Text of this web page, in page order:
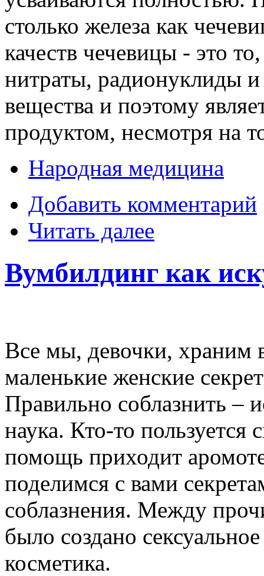
столько железа как
качеств чечевицы - это
нитраты, радионуклиды
вещества и поэтому
продуктом, несмотря на
Народная медицина
Добавить комментарий
Читать далее
Вумбилдинг как
Все мы, девочки, храним
маленькие женские
Правильно соблазнить –
наука. Кто-то пользуется
помощь приходит
поделимся с вами
соблазнения. Между
было создано
косметика.